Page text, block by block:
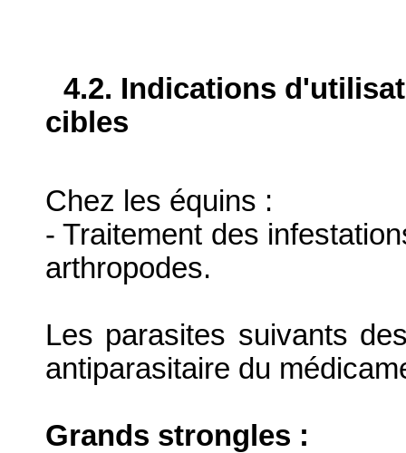
4.2. Indications
cibles
Chez les équins :
- Traitement des
arthropodes.
Les parasites suivants
antiparasitaire du
Grands strongles :